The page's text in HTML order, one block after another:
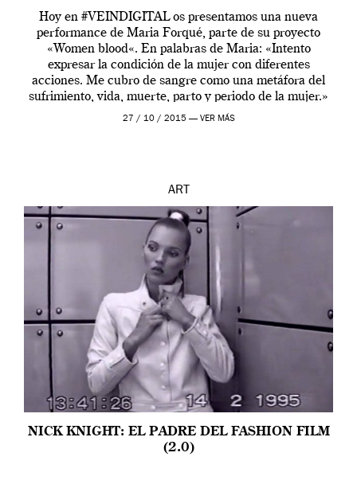
Hoy en #VEINDIGITAL os presentamos una nueva
performance de Maria Forqué, parte de su proyecto
«Women blood«. En palabras de Maria: «Intento
expresar la condición de la mujer con diferentes
acciones. Me cubro de sangre como una metáfora del
sufrimiento, vida, muerte, parto y periodo de la mujer.»
Esta performance fue realizada en la residencia […]
27 / 10 / 2015 — VER MÁS
ART
NICK KNIGHT: EL PADRE DEL FASHION FILM
(2.0)